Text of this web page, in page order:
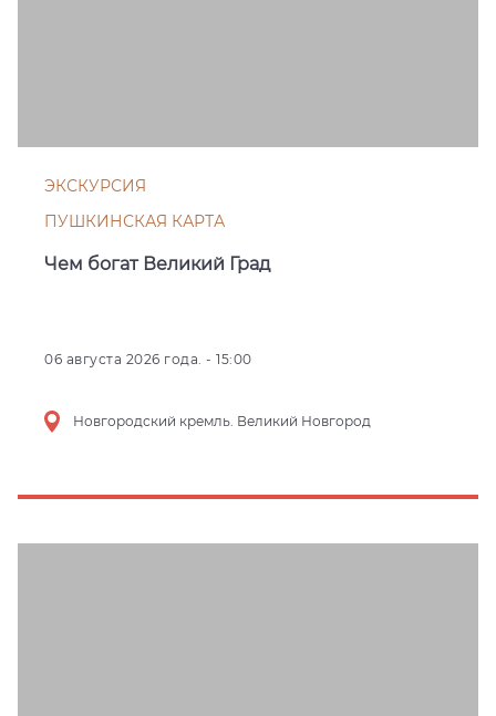
ЭКСКУРСИЯ
ПУШКИНСКАЯ КАРТА
Чем богат Великий Град
06 августа 2026 года. - 15:00
Новгородский кремль. Великий Новгород